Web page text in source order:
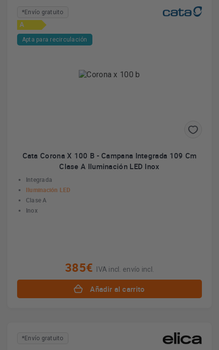
*Envío gratuito
A
Apta para recirculación
Cata Corona X 100 B - Campana Integrada 109 Cm
Clase A Iluminación LED Inox
Integrada
Iluminación LED
Clase A
Inox
385€ IVA incl. envío incl.
Añadir al carrito
*Envío gratuito